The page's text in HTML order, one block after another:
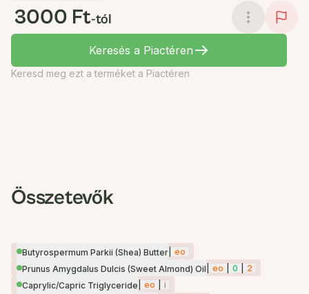
3000 Ft-tól
Keresés a Piactéren
Keresd meg ezt a terméket a Piactéren
Összetevők
Butyrospermum Parkii (Shea) Butter eo
Prunus Amygdalus Dulcis (Sweet Almond) Oil
eo 0
2
Caprylic/Capric Triglyceride
eo
i